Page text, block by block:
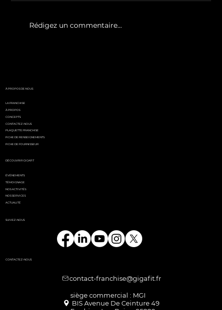
Rédigez un commentaire...
DÉCOUVRIR GIGAFIT
ÉVÉNEMENTS
TÉMOIGNAGE
NOS ACTIVITÉS
NOS SERVICES
ACTUALITÉ
CONTACTEZ-NOUS
contact-franchise@gigafit.fr
À PROPOS DE NOUS
LA FRANCHISE
À PROPOS
CONCEPTS
CONTACTEZ-NOUS
PLAQUETTE FRANCHISE
FICHE DE RENSEIGNEMENTS
FICHE DE FOURNISSEUR
SUIVEZ-NOUS